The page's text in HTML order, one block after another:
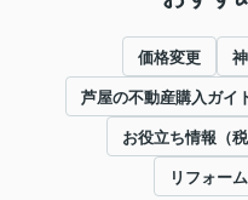
価格変更
芦屋の不動産購入ガイ
お役立ち情報（
リフォー